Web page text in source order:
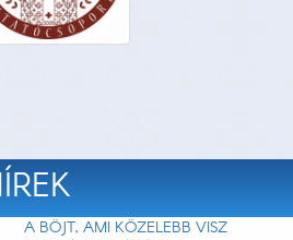
A BÖJT, AMI KÖZELEBB VISZ